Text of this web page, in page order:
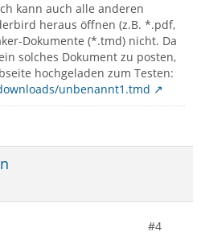
kann auch alle anderen
heraus öffnen (z.B. *.pdf,
Dokumente (*.tmd) nicht. Da
solches Dokument zu posten,
hochgeladen zum Testen:
unbenannt1.tmd
#4